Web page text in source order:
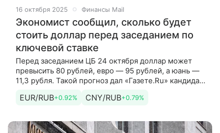
16 октября 2025 Финансы Mail
Экономист сообщил, сколько будет
стоить доллар перед заседанием по
ключевой ставке
Перед заседанием ЦБ 24 октября доллар может
превысить 80 рублей, евро — 95 рублей, а юань —
11,3 рубля. Такой прогноз дал «Газете.Ru» кандидат
«БКС Мир
EUR/RUB+0.92% CNY/RUB+0.79%